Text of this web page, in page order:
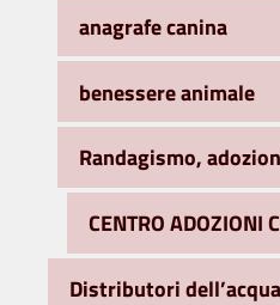
anagrafe canina
benessere animale
Randagismo,
CENTRO ADOZIONI
Distributori